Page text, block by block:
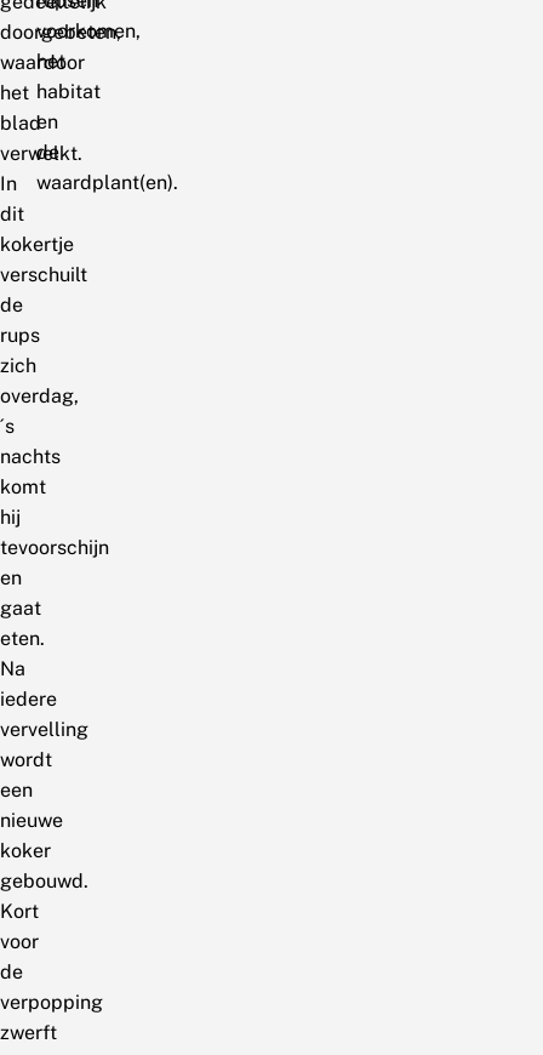
doorgebeten,
waardoor
het
blad
verwelkt.
In
dit
kokertje
verschuilt
de
rups
zich
overdag,
´s
nachts
komt
hij
tevoorschijn
en
gaat
eten.
Na
iedere
vervelling
wordt
een
nieuwe
koker
gebouwd.
Kort
voor
de
verpopping
zwerft
voorkomen,
het
habitat
en
de
waardplant(en).